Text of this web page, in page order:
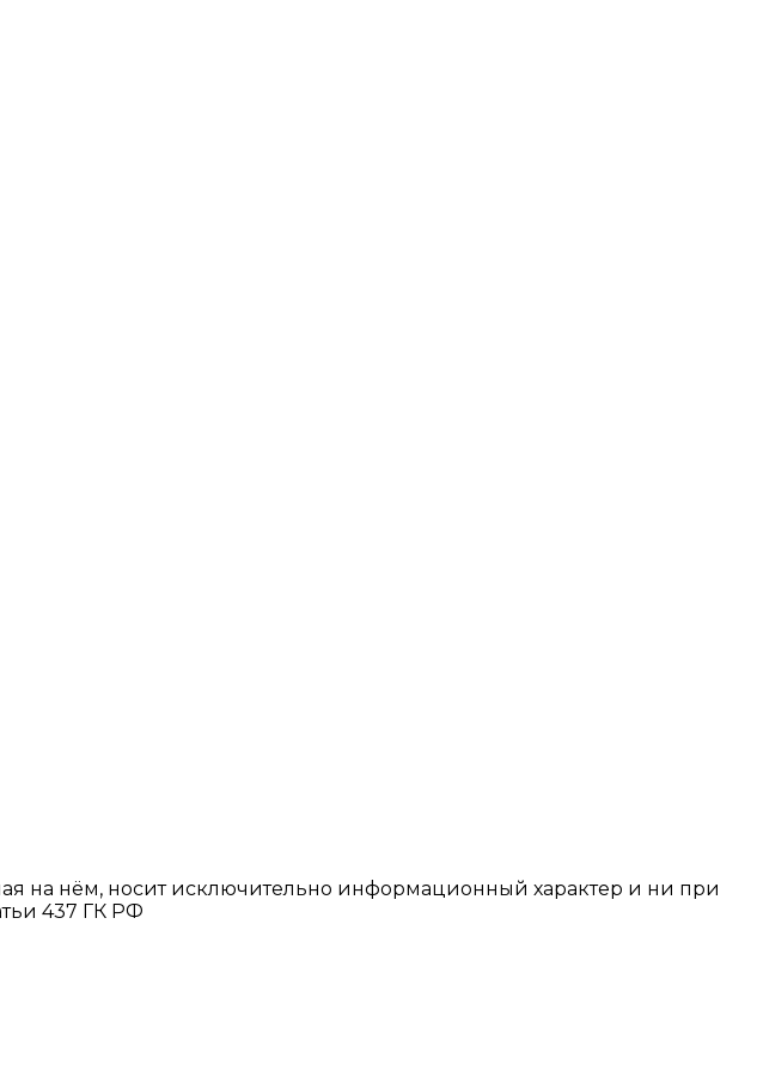
на нём, носит исключительно информационный характер и ни при
437 ГК РФ